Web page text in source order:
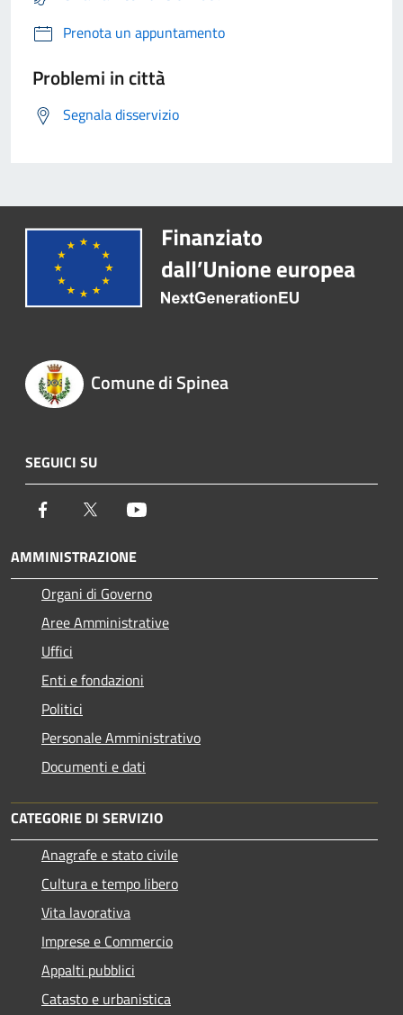
Prenota un appuntamento
Problemi in città
Segnala disservizio
Comune di Spinea
SEGUICI SU
Facebook Twitter
AMMINISTRAZIONE
Organi di Governo
Aree Amministrative
Uffici
Enti e fondazioni
Politici
Personale Amministrativo
Documenti e dati
CATEGORIE DI SERVIZIO
Anagrafe e stato civile
Cultura e tempo libero
Vita lavorativa
Imprese e Commercio
Appalti pubblici
Catasto e urbanistica